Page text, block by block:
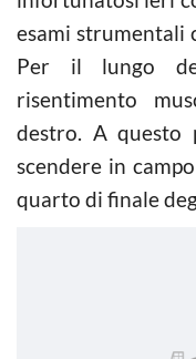
esami strumentali
Per il lungo
risentimento
destro. A questo
scendere in
quarto di finale